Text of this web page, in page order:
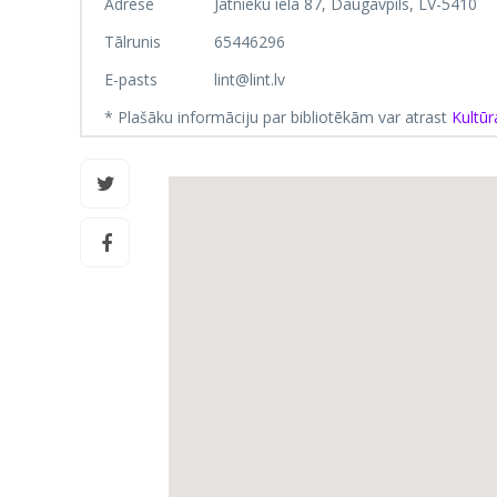
Tālrunis
65446296
E-pasts
lint@lint.lv
* Plašāku informāciju par bibliotēkām var atrast